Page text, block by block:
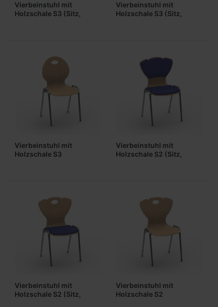
Vierbeinstuhl mit
Holzschale S3 (Sitz,
Vierbeinstuhl mit
Holzschale S3 (Sitz,
Vierbeinstuhl mit
Holzschale S3
Vierbeinstuhl mit
Holzschale S2 (Sitz,
Vierbeinstuhl mit
Holzschale S2 (Sitz,
Vierbeinstuhl mit
Holzschale S2